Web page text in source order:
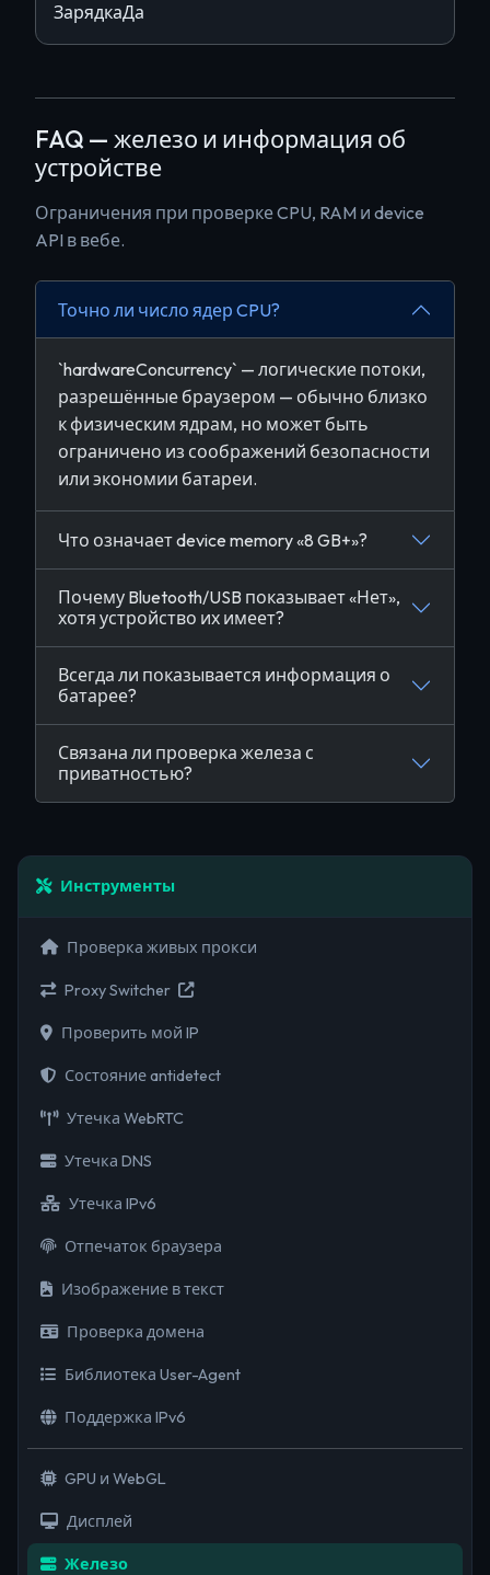
ЗарядкаДа
FAQ — железо и информация об
устройстве
Ограничения при проверке CPU, RAM и device
API в вебе.
Точно ли число ядер CPU?
`hardwareConcurrency` — логические потоки,
разрешённые браузером — обычно близко
к физическим ядрам, но может быть
ограничено из соображений безопасности
или экономии батареи.
Что означает device memory «8 GB+»?
Почему Bluetooth/USB показывает «Нет»,
хотя устройство их имеет?
Всегда ли показывается информация о
батарее?
Связана ли проверка железа с
приватностью?
Инструменты
Проверка живых прокси
Proxy Switcher
Проверить мой IP
Состояние antidetect
Утечка WebRTC
Утечка DNS
Утечка IPv6
Отпечаток браузера
Изображение в текст
Проверка домена
Библиотека User-Agent
Поддержка IPv6
GPU и WebGL
Дисплей
Железо